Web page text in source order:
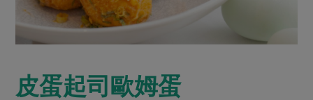
皮蛋起司歐姆蛋